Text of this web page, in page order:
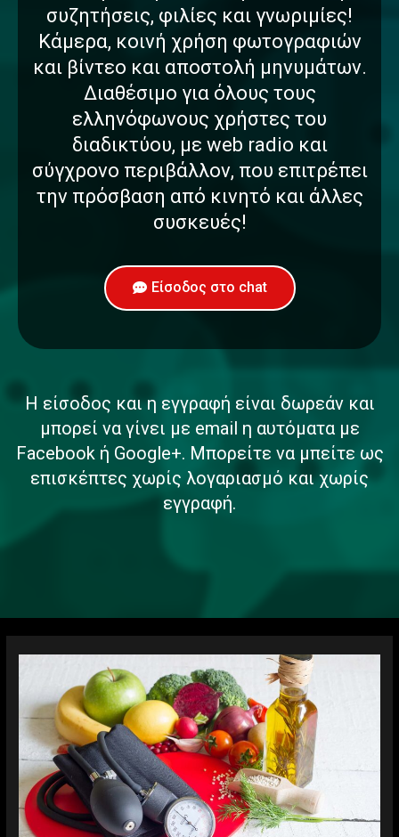
συζητήσεις, φιλίες και γνωριμίες!
Κάμερα, κοινή χρήση φωτογραφιών
και βίντεο και αποστολή μηνυμάτων.
Διαθέσιμο για όλους τους
ελληνόφωνους χρήστες του
διαδικτύου, με web radio και
σύγχρονο περιβάλλον, που επιτρέπει
την πρόσβαση από κινητό και άλλες
συσκευές!
Είσοδος στο chat
Η είσοδος και η εγγραφή είναι δωρεάν και
μπορεί να γίνει με email η αυτόματα με
Facebook ή Google+. Μπορείτε να μπείτε ως
επισκέπτες χωρίς λογαριασμό και χωρίς
εγγραφή.